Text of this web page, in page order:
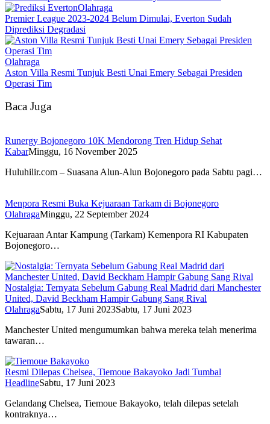
Olahraga
Premier League 2023-2024 Belum Dimulai, Everton Sudah
Diprediksi Degradasi
Olahraga
Aston Villa Resmi Tunjuk Besti Unai Emery Sebagai Presiden
Operasi Tim
Baca Juga
Runergy Bojonegoro 10K Mendorong Tren Hidup Sehat
KabarMinggu, 16 November 2025
Huluhilir.com – Suasana Alun-Alun Bojonegoro pada Sabtu pagi…
Menpora Resmi Buka Kejuaraan Tarkam di Bojonegoro
OlahragaMinggu, 22 September 2024
Kejuaraan Antar Kampung (Tarkam) Kemenpora RI Kabupaten
Bojonegoro…
Nostalgia: Ternyata Sebelum Gabung Real Madrid dari Manchester
United, David Beckham Hampir Gabung Sang Rival
OlahragaSabtu, 17 Juni 2023Sabtu, 17 Juni 2023
Manchester United mengumumkan bahwa mereka telah menerima
tawaran…
Resmi Dilepas Chelsea, Tiemoue Bakayoko Jadi Tumbal
HeadlineSabtu, 17 Juni 2023
Gelandang Chelsea, Tiemoue Bakayoko, telah dilepas setelah
kontraknya…